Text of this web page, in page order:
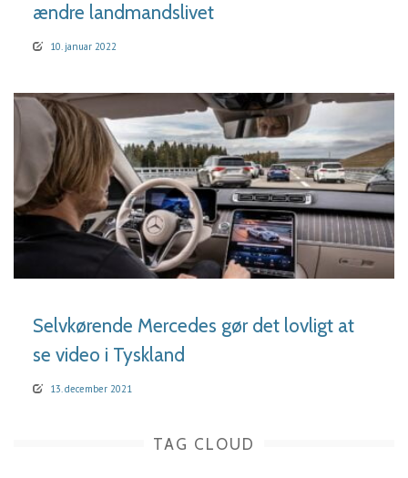
ændre landmandslivet
10. januar 2022
LÆS MERE
Selvkørende Mercedes gør det lovligt at
se video i Tyskland
13. december 2021
TAG CLOUD